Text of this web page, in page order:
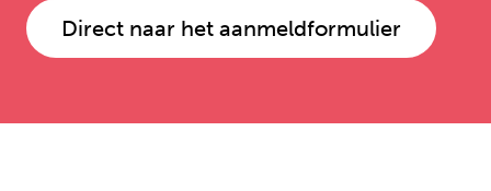
Direct naar het aanmeldformulier